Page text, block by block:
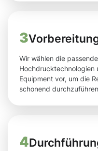
3
Wir wählen die
Hochdrucktechnologien
Equipment vor, um die
schonend
4